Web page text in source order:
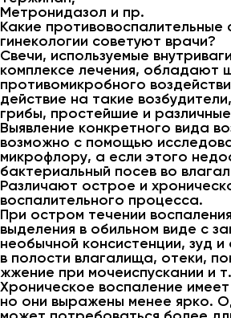
Метронидазол и пр.
Какие противовоспалительные
гинекологии советуют врачи?
Свечи, используемые
комплексе лечения, обладают
противомикробного
действие на такие
грибы, простейшие и
Выявление конкретного вида
возможно с помощью
микрофлору, а если этого
бактериальный посев во
Различают острое и
воспалительного процесса.
При остром течении
выделения в обильном виде с
необычной консистенции, зуд
в полости влагалища, отеки,
жжение при мочеиспускании и
Хроническое воспаление
но они выражены менее ярко.